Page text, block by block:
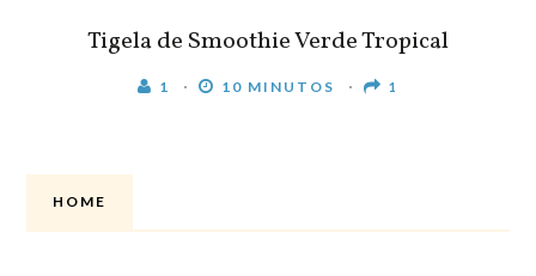
Tigela de Smoothie Verde Tropical
1 10 MINUTOS 1
HOME